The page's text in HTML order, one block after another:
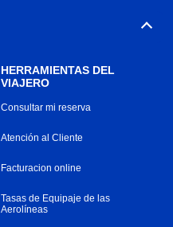
HERRAMIENTAS DEL
VIAJERO
Consultar mi reserva
Atención al Cliente
Facturacion online
Tasas de Equipaje de las
Aerolíneas